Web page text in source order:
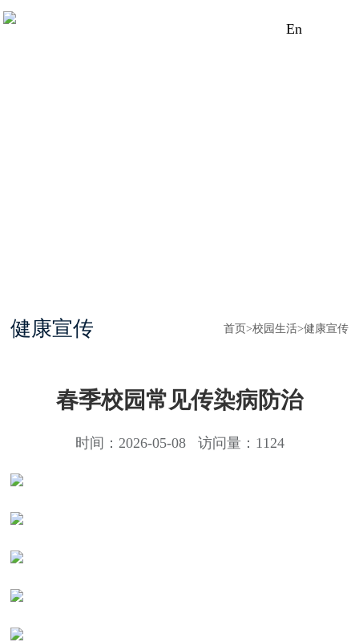
En
首页>校园生活>健康宣传
健康宣传
春季校园常见传染病防治
时间：2026-05-08 访问量：1124